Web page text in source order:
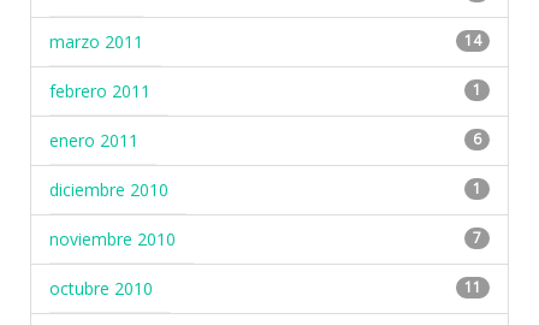
marzo 2011 14
febrero 2011 1
enero 2011 6
diciembre 2010 1
noviembre 2010 7
octubre 2010 11